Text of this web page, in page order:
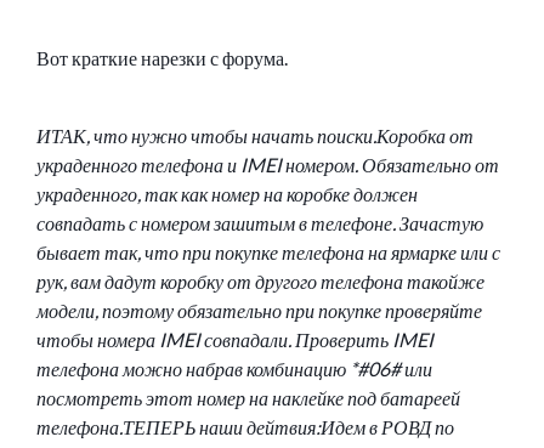
Вот краткие нарезки с форума.
ИТАК, что нужно чтобы начать поиски.Коробка от
украденного телефона и IMEI номером. Обязательно от
украденного, так как номер на коробке должен
совпадать с номером зашитым в телефоне. Зачастую
бывает так, что при покупке телефона на ярмарке или с
рук, вам дадут коробку от другого телефона такойже
модели, поэтому обязательно при покупке проверяйте
чтобы номера IMEI совпадали. Проверить IMEI
телефона можно набрав комбинацию *#06# или
посмотреть этот номер на наклейке под батареей
телефона.ТЕПЕРЬ наши дейтвия:Идем в РОВД по